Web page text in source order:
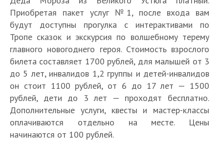
Приобретая пакет услуг №1, после входа вам
будут доступны прогулка с интерактивами по
Тропе сказок и экскурсия по волшебному терему
главного новогоднего героя. Стоимость взрослого
билета составляет 1700 рублей, для малышей от 3
до 5 лет, инвалидов 1,2 группы и детей-инвалидов
он стоит 1100 рублей, от 6 до 17 лет — 1500
рублей, дети до 3 лет — проходят бесплатно.
Дополнительные услуги, квесты и мастер-классы
оплачиваются отдельно на месте. Цены
начинаются от 100 рублей.